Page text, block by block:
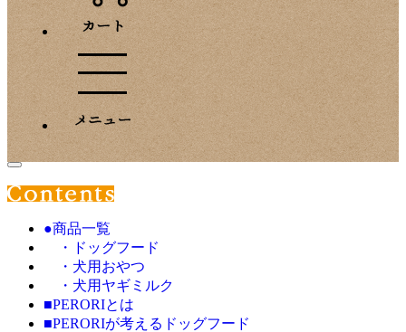
●商品一覧
・ドッグフード
・犬用おやつ
・犬用ヤギミルク
■PERORIとは
■PERORIが考えるドッグフード